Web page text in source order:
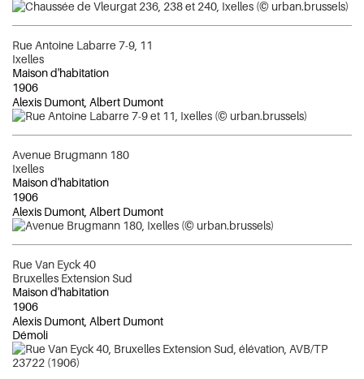
Rue Antoine Labarre 7-9, 11
Ixelles
Maison d'habitation
1906
Alexis Dumont, Albert Dumont
Avenue Brugmann 180
Ixelles
Maison d'habitation
1906
Alexis Dumont, Albert Dumont
Rue Van Eyck 40
Bruxelles Extension Sud
Maison d'habitation
1906
Alexis Dumont, Albert Dumont
Démoli